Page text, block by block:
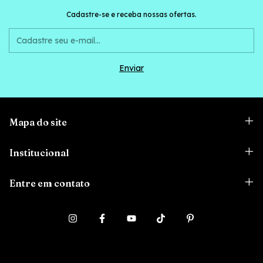
Cadastre-se e receba nossas ofertas.
Mapa do site
Institucional
Entre em contato